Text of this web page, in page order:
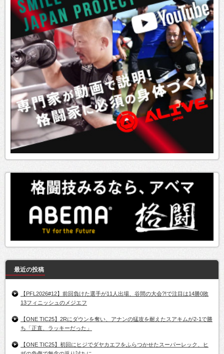
最近の投稿
【PFL2026#12】前回負けた選手が11人出場、谷間の大会?!で注目は14勝0敗
13フィニッシュのメジエフ
【ONE TIC25】2Rにダウンを奪い、アナンの猛攻を耐えたスアキムが2-1で勝
ち「正直、ラッキーだった」
【ONE TIC25】初回にヒジでダヤカエフをふらつかせたスーパーレック、ヒ